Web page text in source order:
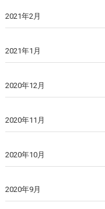
2021年2月
2021年1月
2020年12月
2020年11月
2020年10月
2020年9月